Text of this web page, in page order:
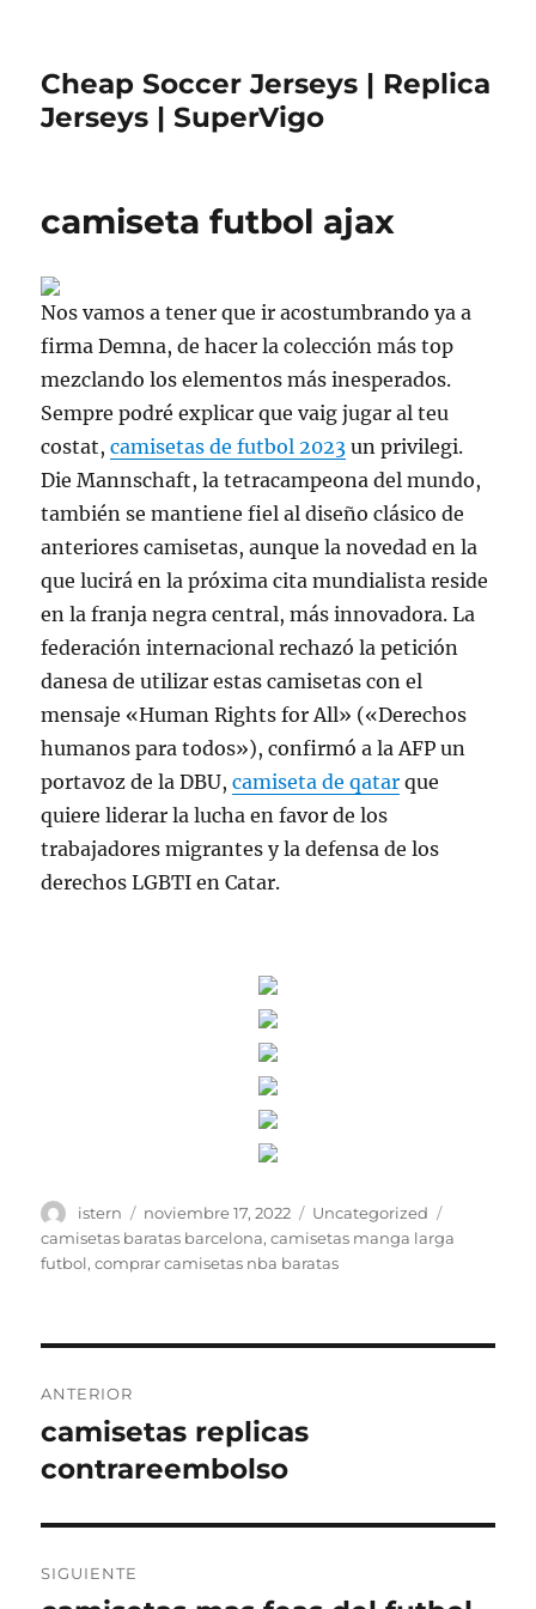
Cheap Soccer Jerseys | Replica
Jerseys | SuperVigo
camiseta futbol ajax
Nos vamos a tener que ir acostumbrando ya a
firma Demna, de hacer la colección más top
mezclando los elementos más inesperados.
Sempre podré explicar que vaig jugar al teu
costat,camisetas de futbol 2023 un privilegi.
Die Mannschaft, la tetracampeona del mundo,
también se mantiene fiel al diseño clásico de
anteriores camisetas, aunque la novedad en la
que lucirá en la próxima cita mundialista reside
en la franja negra central, más innovadora. La
federación internacional rechazó la petición
danesa de utilizar estas camisetas con el
mensaje «Human Rights for All» («Derechos
humanos para todos»), confirmó a la AFP un
portavoz de la DBU,camiseta de qatar que
quiere liderar la lucha en favor de los
trabajadores migrantes y la defensa de los
derechos LGBTI en Catar.
Autor
istern
Publicado
el
noviembre 17, 2022 Categorías
Uncategorized
camisetas baratas barcelona,camisetas manga larga
futbol,comprar camisetas nba baratas
de
entradas
ANTERIOR
Entrada
anterior:
camisetas replicas
contrareembolso
SIGUIENTE